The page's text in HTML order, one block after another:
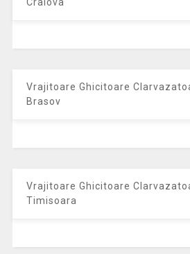
Vrajitoare Ghicitoare
Brasov
Vrajitoare Ghicitoare
Timisoara